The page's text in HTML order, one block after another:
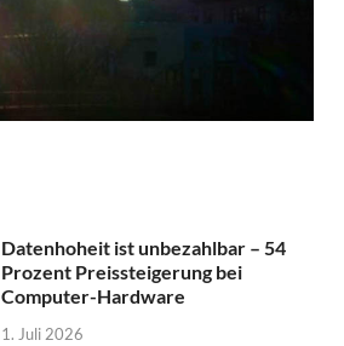
Datenhoheit ist unbezahlbar – 54
Prozent Preissteigerung bei
Computer-Hardware
1. Juli 2026